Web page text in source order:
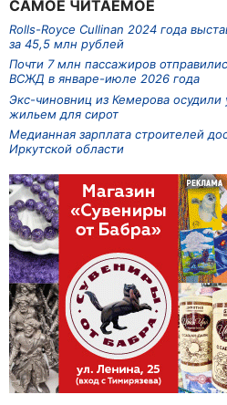
САМОЕ ЧИТАЕМОЕ
Rolls-Royce Cullinan 2024 года
за 45,5 млн рублей
Почти 7 млн пассажиров
ВСЖД в январе-июле 2026 года
Экс-чиновниц из Кемерова осудили
жильем для сирот
Медианная зарплата строителей
Иркутской области